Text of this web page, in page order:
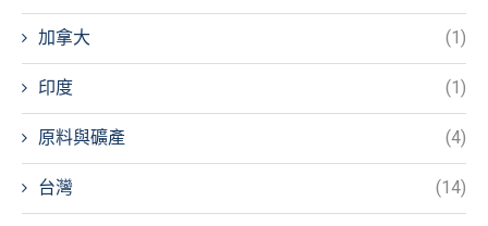
加拿大 (1)
印度 (1)
原料與礦產 (4)
台灣 (14)